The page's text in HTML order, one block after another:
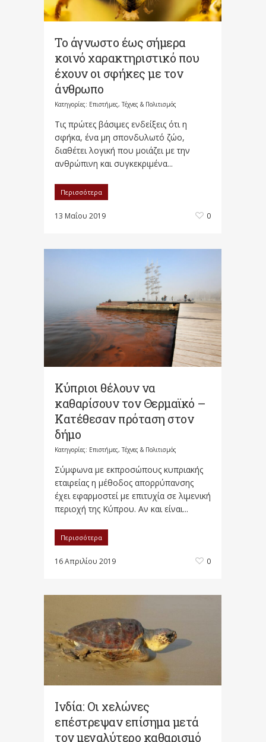
Το άγνωστο έως σήμερα
κοινό χαρακτηριστικό που
έχουν οι σφήκες με τον
άνθρωπο
Κατηγορίες: Επιστήμες, Τέχνες & Πολιτισμός
Τις πρώτες βάσιμες ενδείξεις ότι η
σφήκα, ένα μη σπονδυλωτό ζώο,
διαθέτει λογική που μοιάζει με την
ανθρώπινη και συγκεκριμένα...
Περισσότερα
13 Μαΐου 2019 0
Κύπριοι θέλουν να
καθαρίσουν τον Θερμαϊκό –
Κατέθεσαν πρόταση στον
δήμο
Κατηγορίες: Επιστήμες, Τέχνες & Πολιτισμός
Σύμφωνα με εκπροσώπους κυπριακής
εταιρείας η μέθοδος απορρύπανσης
έχει εφαρμοστεί με επιτυχία σε λιμενική
περιοχή της Κύπρου. Αν και είναι...
Περισσότερα
16 Απριλίου 2019 0
Ινδία: Οι χελώνες
επέστρεψαν επίσημα μετά
τον μεγαλύτερο καθαρισμό